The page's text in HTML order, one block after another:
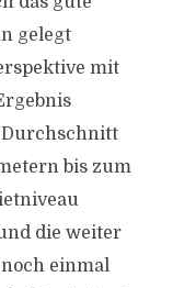
gelegt
mit
bis zum
die weiter
einmal